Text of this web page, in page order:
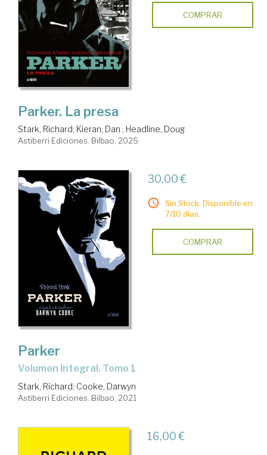
COMPRAR
Parker. La presa
Stark, Richard; Kieran, Dan ; Headline, Doug
Astiberri Ediciones. Bilbao, 2025
30,00 €
Sin Stock. Disponible en
7/10 días.
COMPRAR
Parker
Volumen integral. Tomo 1
Stark, Richard; Cooke, Darwyn
Astiberri Ediciones. Bilbao, 2021
16,00 €